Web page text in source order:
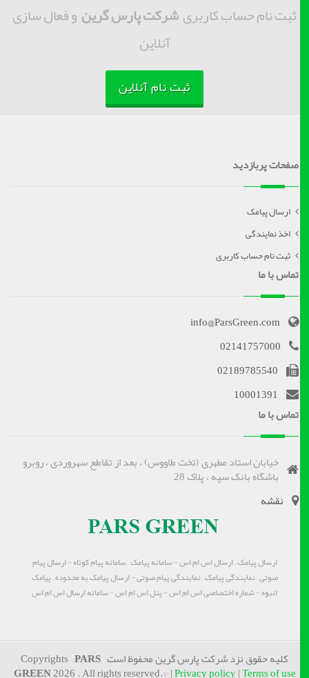
ثبت نام حساب کاربریشرکت پارس گرینو فعال سازی
آنلاین
ثبت نام آنلاین
صفحات پربازدید
ارسال پیامک
اخذ نمایندگی
ثبت نام حساب کاربری
تماس با ما
info@ParsGreen.com
02141757000
02189785540
10001391
تماس با ما
خیابان استاد مطهری (تخت طاووس) ، بعد از تقاطع سهروردی ، روبرو
باشگاه بانک سپه ، پلاک 28
نقشه
ارسال پیامک – ارسال اس ام اس - سامانه پیامک – سامانه پیام کوتاه - ارسال پیام
صوتی – نمایندگی پیامک – نمایندگی پیام صوتی - ارسال پیامک به محدوده – پیامک
انبوه - شماره اختصاصی اس ام اس - پنل اس ام اس - سامانه ارسال اس ام اس
کلیه حقوق نزد شرکت پارس گرین محفوظ است CopyrightsPARS
GREEN2026 . All rights reserved.© |Privacy policy|Terms of use